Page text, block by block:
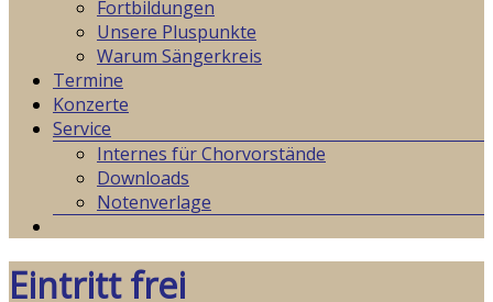
Fortbildungen
Unsere Pluspunkte
Warum Sängerkreis
Termine
Konzerte
Service
Internes für Chorvorstände
Downloads
Notenverlage
Eintritt frei